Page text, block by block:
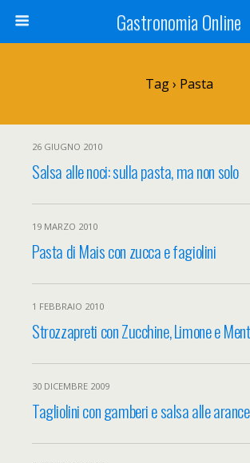
Gastronomia Online
Tag › Pasta
26 GIUGNO 2010
Salsa alle noci: sulla pasta, ma non solo
19 MARZO 2010
Pasta di Mais con zucca e fagiolini
1 FEBBRAIO 2010
Strozzapreti con Zucchine, Limone e
30 DICEMBRE 2009
Tagliolini con gamberi e salsa alle arance